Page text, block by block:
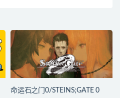
命运石之门0/STEINS;GATE 0